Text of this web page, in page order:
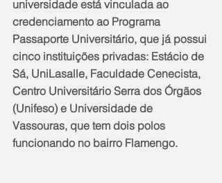
universidade está vinculada ao
credenciamento ao Programa
Passaporte Universitário, que já possui
cinco instituições privadas: Estácio de
Sá, UniLasalle, Faculdade Cenecista,
Centro Universitário Serra dos Órgãos
(Unifeso) e Universidade de
Vassouras, que tem dois polos
funcionando no bairro Flamengo.